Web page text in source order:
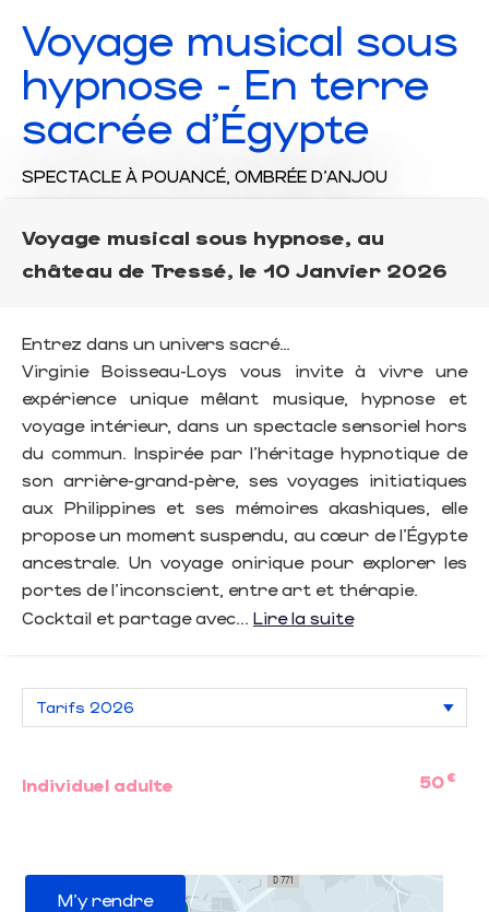
Voyage musical sous
hypnose - En terre
sacrée d'Égypte
SPECTACLE À POUANCÉ, OMBRÉE D'ANJOU
Voyage musical sous hypnose, au
château de Tressé, le 10 Janvier 2026
Entrez dans un univers sacré…
Virginie Boisseau-Loys vous invite à vivre une
expérience unique mêlant musique, hypnose et
voyage intérieur, dans un spectacle sensoriel hors
du commun. Inspirée par l’héritage hypnotique de
son arrière-grand-père, ses voyages initiatiques
aux Philippines et ses mémoires akashiques, elle
propose un moment suspendu, au cœur de l’Égypte
ancestrale. Un voyage onirique pour explorer les
portes de l’inconscient, entre art et thérapie.
Cocktail et partage avec... Lire la suite
Individuel adulte 50 €
M'y rendre